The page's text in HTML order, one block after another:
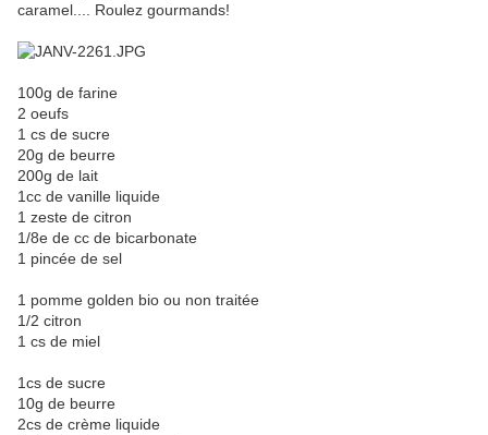
caramel.... Roulez gourmands!
100g de farine
2 oeufs
1 cs de sucre
20g de beurre
200g de lait
1cc de vanille liquide
1 zeste de citron
1/8e de cc de bicarbonate
1 pincée de sel
1 pomme golden bio ou non traitée
1/2 citron
1 cs de miel
1cs de sucre
10g de beurre
2cs de crème liquide